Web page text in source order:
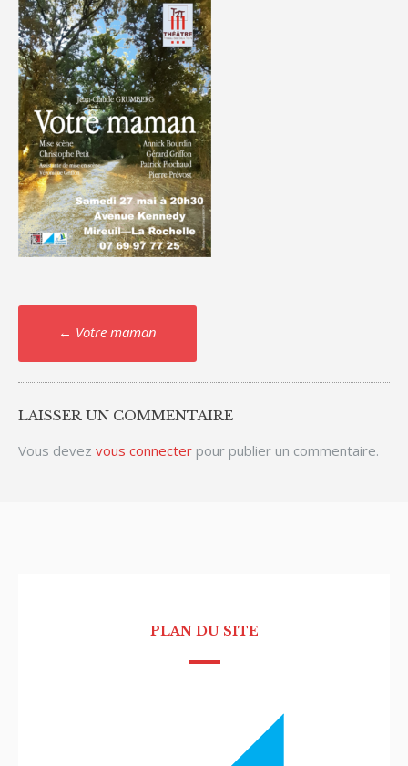
Post
navigation
← Votre maman
LAISSER UN COMMENTAIRE
Vous devez vous connecter pour publier un commentaire.
PLAN DU SITE